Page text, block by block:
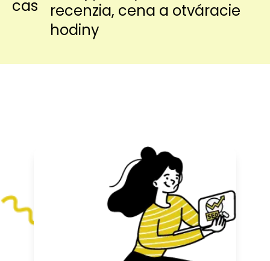
recenzia, cena a otváracie
hodiny